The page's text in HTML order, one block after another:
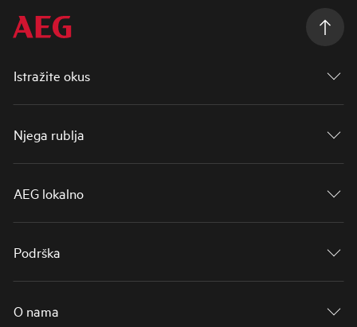
Istražite okus
Njega rublja
AEG lokalno
Podrška
O nama